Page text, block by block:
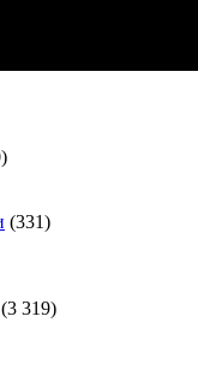
(331)
(3 319)